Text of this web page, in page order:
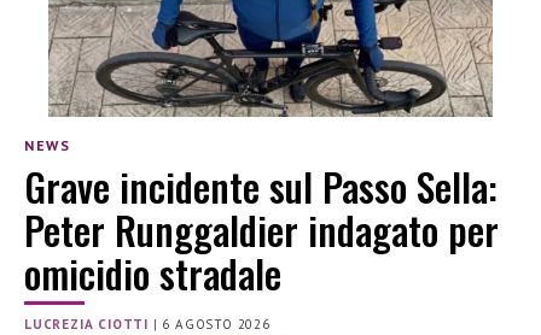
NEWS
Grave incidente sul Passo Sella:
Peter Runggaldier indagato per
omicidio stradale
LUCREZIA CIOTTI | 6 AGOSTO 2026